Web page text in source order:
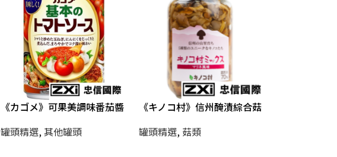
《カゴメ》可果美調味番茄醬
罐頭精選,其他罐頭
《キノコ村》信州醃漬綜合菇
罐頭精選, 菇類